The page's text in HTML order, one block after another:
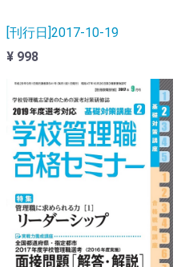
[刊行日]2017-10-19
¥ 998